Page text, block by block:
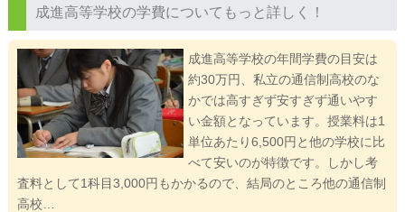
成進高等学校の学費についてもっと詳しく！
成進高等学校の年間学費の目安は
約30万円、私立の通信制高校のな
かでは高すぎず安すぎず通いやす
い金額となっています。授業料は1
単位あたり6,500円と他の学校に比
べて安いのが特徴です。しかし考
査料として1科目3,000円もかかるので、結局のところ他の通信制
高校…